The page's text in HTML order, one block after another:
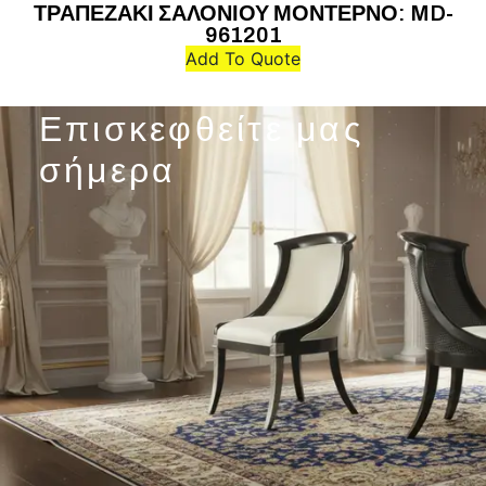
ΤΡΑΠΕΖΑΚΙ ΣΑΛΟΝΙΟΥ ΜΟΝΤΕΡΝΟ: MD-
961201
Add To Quote
Επισκεφθείτε μας
σήμερα